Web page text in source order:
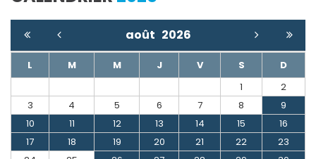
août 2026
L M M J V S
D
1
2
3
4 5 6 7 8
9
10
11 12 13 14 15
16
17
18 19 20 21 22
23